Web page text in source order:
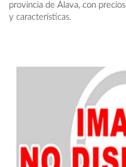
provincia de Álava, con precios
y características.